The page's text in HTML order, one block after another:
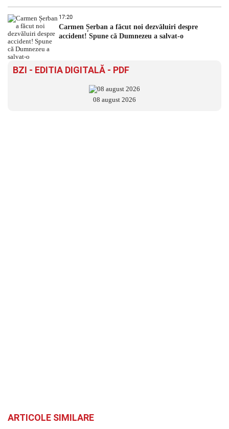
17:20
Carmen Șerban a făcut noi dezvăluiri despre
accident! Spune că Dumnezeu a salvat-o
BZI - EDITIA DIGITALĂ - PDF
08 august 2026
ARTICOLE SIMILARE